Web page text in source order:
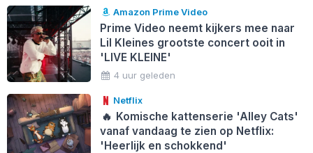
Amazon Prime Video
Prime Video neemt kijkers mee naar
Lil Kleines grootste concert ooit in
'LIVE KLEINE'
4 uur geleden
Netflix
🔥 Komische kattenserie 'Alley Cats'
vanaf vandaag te zien op Netflix:
'Heerlijk en schokkend'